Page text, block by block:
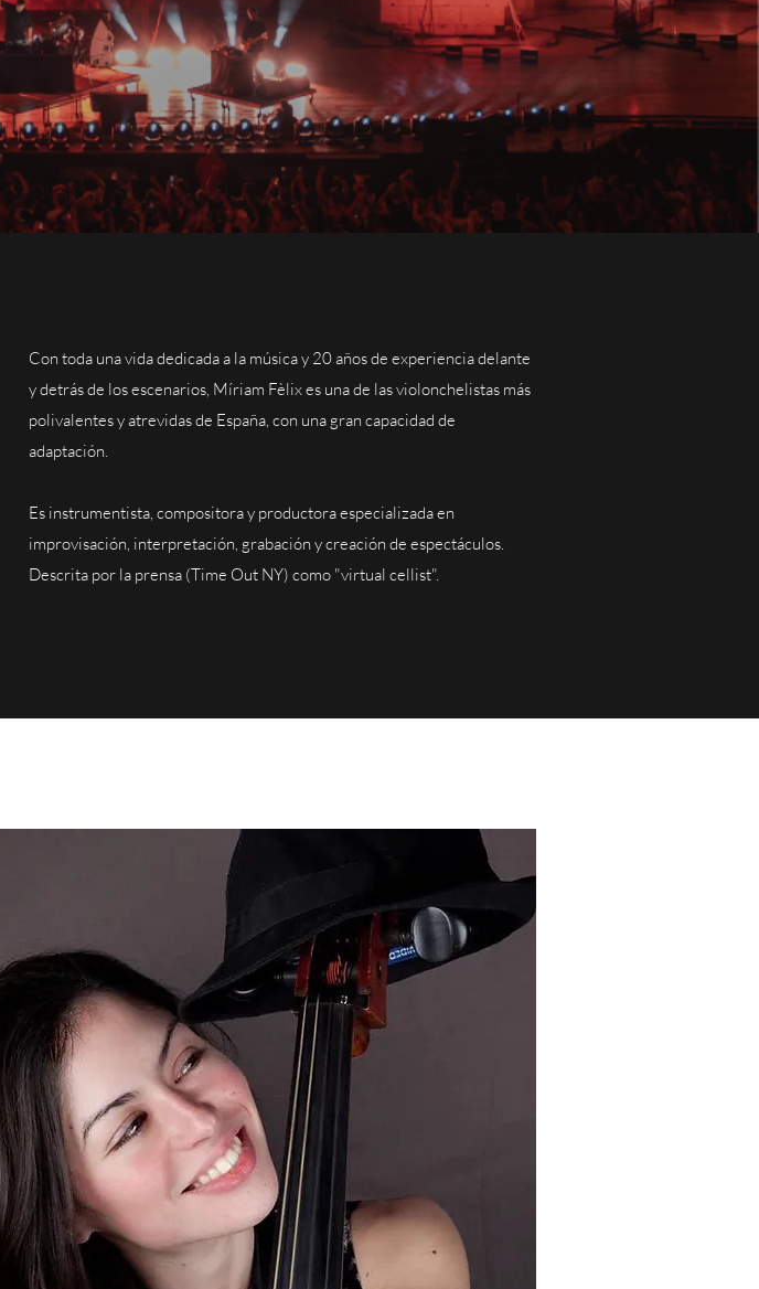
Con toda una vida dedicada a la música y 20 años de experiencia delante
y detrás de los escenarios, Míriam Fèlix es una de las violonchelistas más
polivalentes y atrevidas de España, con una gran capacidad de
adaptación.
Es instrumentista, compositora y productora especializada en
improvisación, interpretación, grabación y creación de espectáculos.
Descrita por la prensa (Time Out NY) como "virtual cellist".